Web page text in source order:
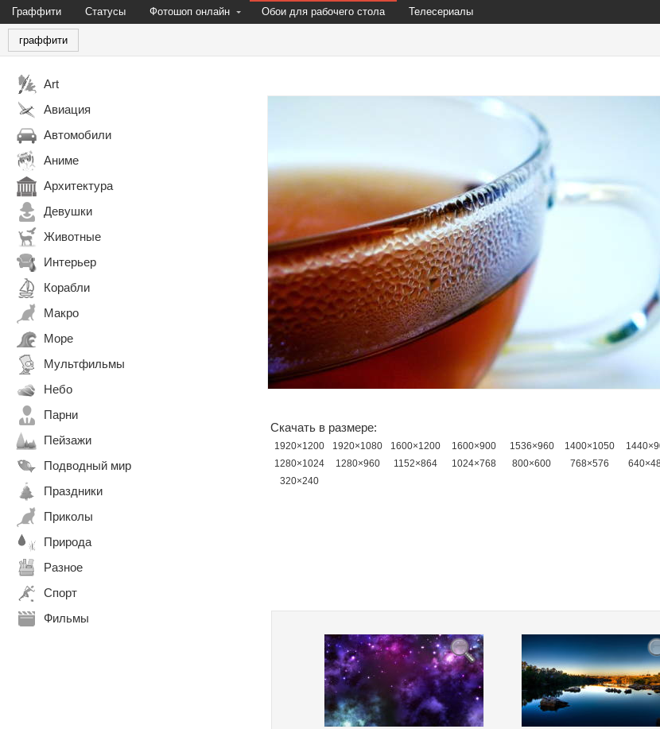
Граффити Статусы Фотошоп онлайн Обои для рабочего стола Телесериалы
граффити
Art
Авиация
Автомобили
Аниме
Архитектура
Девушки
Животные
Интерьер
Корабли
Макро
Море
Мультфильмы
Небо
Парни
Пейзажи
Подводный мир
Праздники
Приколы
Природа
Разное
Спорт
Фильмы
Скачать в размере:
1920×1200 1920×1080 1600×1200 1600×900 1536×960 1400×1050
1280×1024
1280×960 1152×864 1024×768 800×600 768×576
320×240